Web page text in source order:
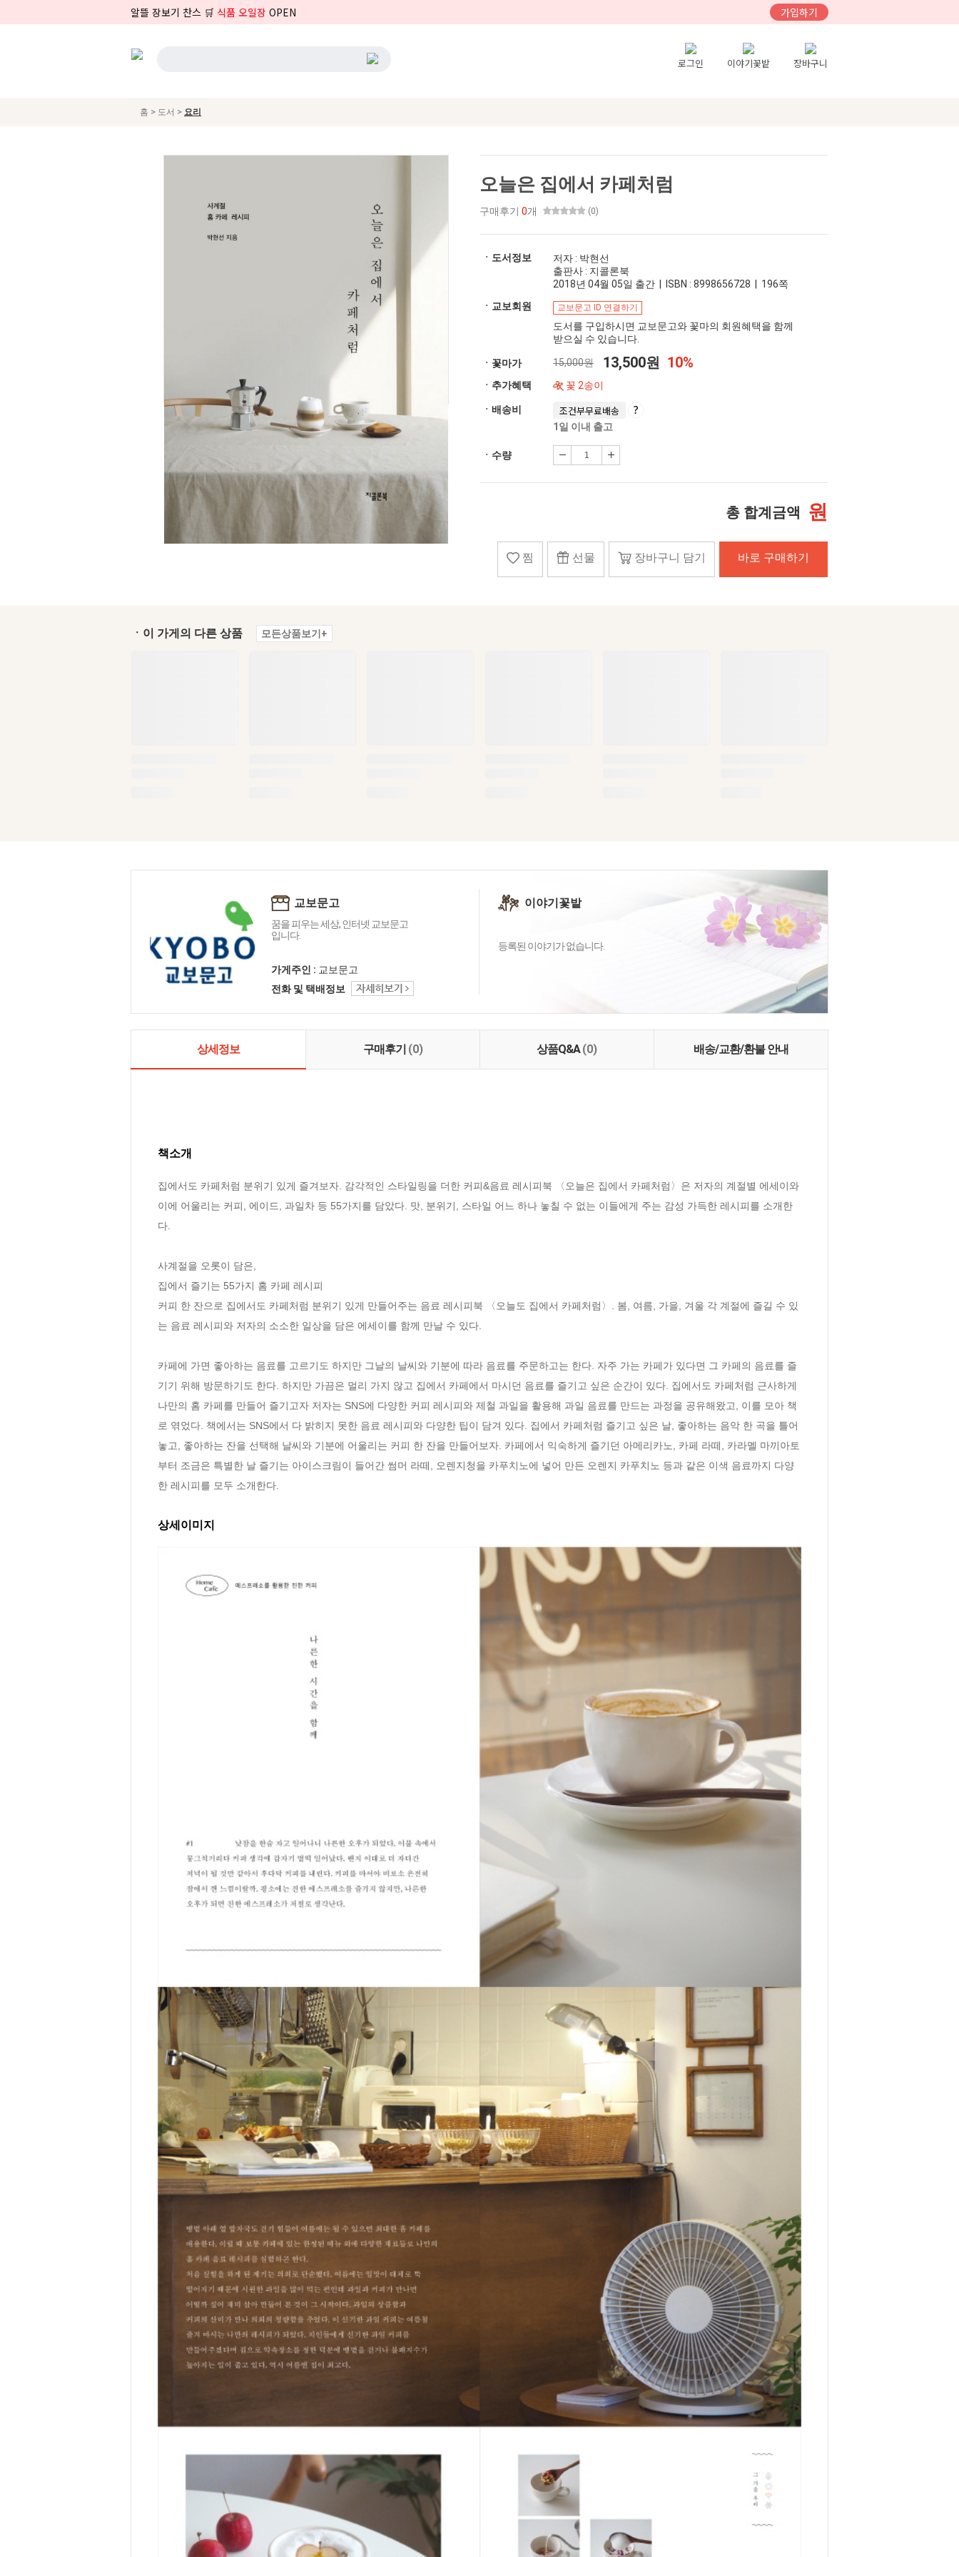
알뜰 장보기 찬스 🛒 식품 오일장 OPEN 가입하기
로그인 이야기꽃밭 장바구니
홈 > 도서 > 요리
오늘은 집에서 카페처럼
구매후기 0개 (0)
ㆍ도서정보
저자 : 박현선
출판사 : 지콜론북
2018년 04월 05일 출간 | ISBN : 8998656728 | 196쪽
ㆍ교보회원
교보문고 ID 연결하기
도서를 구입하시면 교보문고와 꽃마의 회원혜택을 함께
받으실 수 있습니다.
ㆍ꽃마가 15,000원 13,500원 10%
ㆍ추가혜택 꽃 2송이
ㆍ배송비 조건부무료배송
1일 이내 출고
ㆍ수량
총 합계금액 원
찜 선물 장바구니 담기 바로 구매하기
ㆍ이 가게의 다른 상품 모든상품보기+
교보문고
꿈을 피우는 세상, 인터넷 교보문고
입니다.
가게주인 : 교보문고
전화 및 택배정보
이야기꽃밭
등록된 이야기가 없습니다.
상세정보 구매후기 (0) 상품Q&A(0) 배송/교환/환불 안내
책소개
집에서도 카페처럼 분위기 있게 즐겨보자. 감각적인 스타일링을 더한 커피&음료 레시피북 〈오늘은 집에서 카페처럼〉은 저자의 계절별 에세이와
이에 어울리는 커피, 에이드, 과일차 등 55가지를 담았다. 맛, 분위기, 스타일 어느 하나 놓칠 수 없는 이들에게 주는 감성 가득한 레시피를 소개한
다.
사계절을 오롯이 담은,
집에서 즐기는 55가지 홈 카페 레시피
커피 한 잔으로 집에서도 카페처럼 분위기 있게 만들어주는 음료 레시피북 〈오늘도 집에서 카페처럼〉. 봄, 여름, 가을, 겨울 각 계절에 즐길 수 있
는 음료 레시피와 저자의 소소한 일상을 담은 에세이를 함께 만날 수 있다.
카페에 가면 좋아하는 음료를 고르기도 하지만 그날의 날씨와 기분에 따라 음료를 주문하고는 한다. 자주 가는 카페가 있다면 그 카페의 음료를 즐
기기 위해 방문하기도 한다. 하지만 가끔은 멀리 가지 않고 집에서 카페에서 마시던 음료를 즐기고 싶은 순간이 있다. 집에서도 카페처럼 근사하게
나만의 홈 카페를 만들어 즐기고자 저자는 SNS에 다양한 커피 레시피와 제철 과일을 활용해 과일 음료를 만드는 과정을 공유해왔고, 이를 모아 책
로 엮었다. 책에서는 SNS에서 다 밝히지 못한 음료 레시피와 다양한 팁이 담겨 있다. 집에서 카페처럼 즐기고 싶은 날, 좋아하는 음악 한 곡을 틀어
놓고, 좋아하는 잔을 선택해 날씨와 기분에 어울리는 커피 한 잔을 만들어보자. 카페에서 익숙하게 즐기던 아메리카노, 카페 라떼, 카라멜 마끼아토
부터 조금은 특별한 날 즐기는 아이스크림이 들어간 썸머 라떼, 오렌지청을 카푸치노에 넣어 만든 오렌지 카푸치노 등과 같은 이색 음료까지 다양
한 레시피를 모두 소개한다.
상세이미지